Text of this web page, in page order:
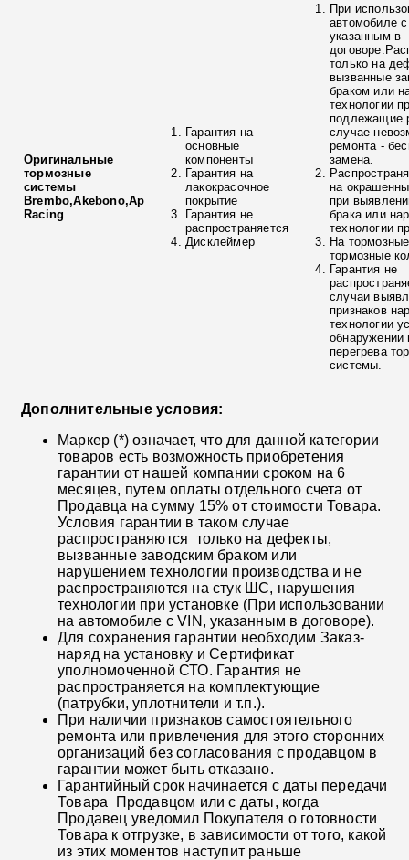
Оригинальные
тормозные
системы
Brembo,Akebono,Ap
Racing
Гарантия на
основные
компоненты
Гарантия на
лакокрасочное
покрытие
Гарантия не
распространяется
Дисклеймер
При
автомобиле
указанным в
только на
вызванные
браком или
технологии
подлежащие
случае
ремонта -
замена.
на
при
брака или
технологии
На
тормозные
Гарантия не
случаи
признаков
технологии
обнаружении
перегрева
системы.
Дополнительные условия:
Маркер (*) означает, что для данной категории
товаров есть возможность приобретения
гарантии от нашей компании сроком на 6
месяцев, путем оплаты отдельного счета от
Продавца на сумму 15% от стоимости Товара.
Условия гарантии в таком случае
распространяются только на дефекты,
вызванные заводским браком или
нарушением технологии производства и не
распространяются на стук ШС, нарушения
технологии при установке (При использовании
на автомобиле с VIN, указанным в договоре).
Для сохранения гарантии необходим Заказ-
наряд на установку и Сертификат
уполномоченной СТО. Гарантия не
распространяется на комплектующие
(патрубки, уплотнители и т.п.).
При наличии признаков самостоятельного
ремонта или привлечения для этого сторонних
организаций без согласования с продавцом в
гарантии может быть отказано.
Гарантийный срок начинается с даты передачи
Товара Продавцом или с даты, когда
Продавец уведомил Покупателя о готовности
Товара к отгрузке, в зависимости от того, какой
из этих моментов наступит раньше